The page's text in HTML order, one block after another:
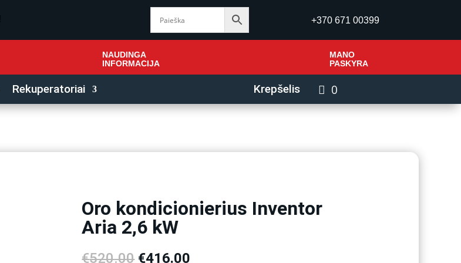
+370 671 00399
NAUDINGA
INFORMACIJA
MANO
PASKYRA
Rekuperatoriai Krepšelis 0
Oro kondicionierius Inventor
Aria 2,6 kW
€520.00 Original
€416.00